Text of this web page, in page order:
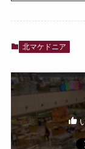
北マケドニア